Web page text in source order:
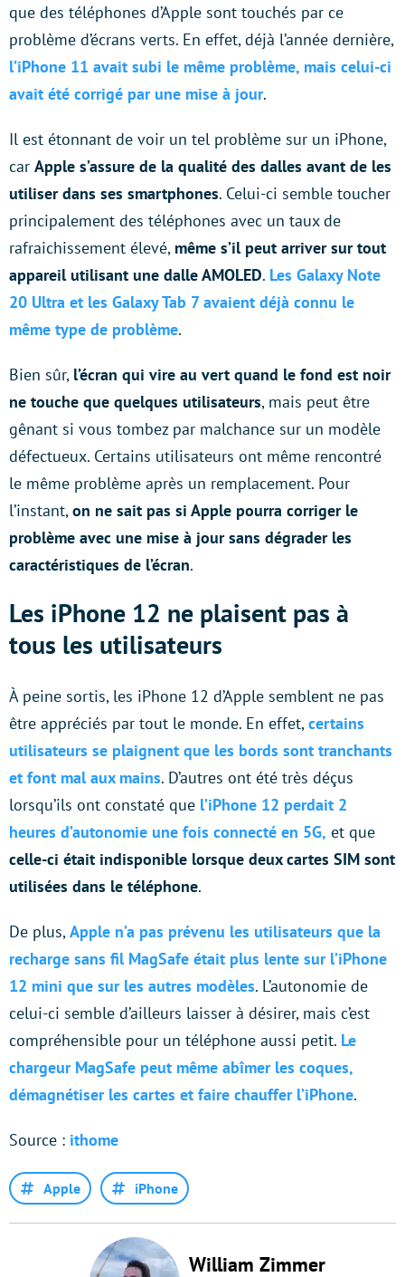
que des téléphones d’Apple sont touchés par ce
problème d’écrans verts. En effet, déjà l’année dernière,
l’iPhone 11 avait subi le même problème, mais celui-ci
avait été corrigé par une mise à jour.
Il est étonnant de voir un tel problème sur un iPhone,
car Apple s’assure de la qualité des dalles avant de les
utiliser dans ses smartphones. Celui-ci semble toucher
principalement des téléphones avec un taux de
rafraichissement élevé, même s’il peut arriver sur tout
appareil utilisant une dalle AMOLED. Les Galaxy Note
20 Ultra et les Galaxy Tab 7 avaient déjà connu le
même type de problème.
Bien sûr, l’écran qui vire au vert quand le fond est noir
ne touche que quelques utilisateurs, mais peut être
gênant si vous tombez par malchance sur un modèle
défectueux. Certains utilisateurs ont même rencontré
le même problème après un remplacement. Pour
l’instant,on ne sait pas si Apple pourra corriger le
problème avec une mise à jour sans dégrader les
caractéristiques de l’écran.
Les iPhone 12 ne plaisent pas à
tous les utilisateurs
À peine sortis, les iPhone 12 d’Apple semblent ne pas
être appréciés par tout le monde. En effet,certains
utilisateurs se plaignent que les bords sont tranchants
et font mal aux mains. D’autres ont été très déçus
lorsqu’ils ont constaté que l’iPhone 12 perdait 2
heures d’autonomie une fois connecté en 5G, et que
celle-ci était indisponible lorsque deux cartes SIM sont
utilisées dans le téléphone.
De plus,Apple n’a pas prévenu les utilisateurs que la
recharge sans fil MagSafe était plus lente sur l’iPhone
12 mini que sur les autres modèles. L’autonomie de
celui-ci semble d’ailleurs laisser à désirer, mais c’est
compréhensible pour un téléphone aussi petit. Le
chargeur MagSafe peut même abîmer les coques,
démagnétiser les cartes et faire chauffer l’iPhone.
Source : ithome
Apple iPhone
William Zimmer